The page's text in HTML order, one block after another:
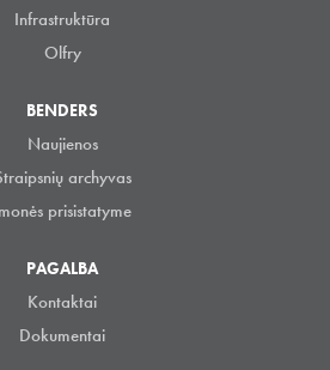
Infrastruktūra
Olfry
BENDERS
Naujienos
archyvas
prisistatyme
PAGALBA
Kontaktai
Dokumentai